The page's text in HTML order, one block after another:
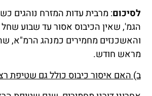
לסיכום: מרבית עדות המזרח נוהגים
הגמ', שאין הכיבוס אסור עד שבוע
והאשכנזים מחמירים כמנהג הרמ"א,
מראש חודש.
ב) האם איסור כיבוס כולל גם שטיפת